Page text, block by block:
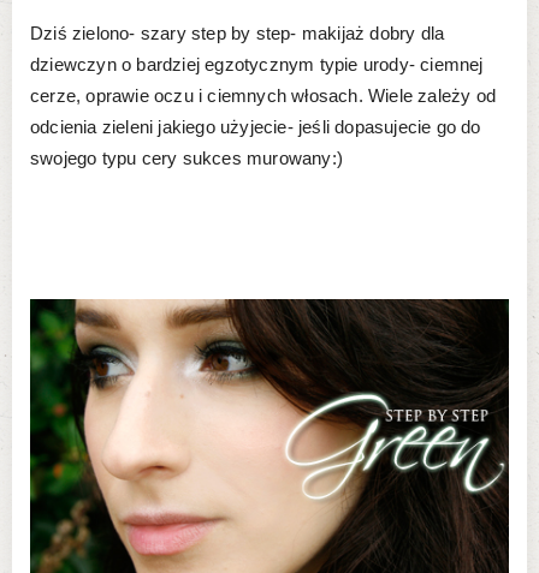
Dziś zielono- szary step by step- makijaż dobry dla
dziewczyn o bardziej egzotycznym typie urody- ciemnej
cerze, oprawie oczu i ciemnych włosach. Wiele zależy od
odcienia zieleni jakiego użyjecie- jeśli dopasujecie go do
swojego typu cery sukces murowany:)